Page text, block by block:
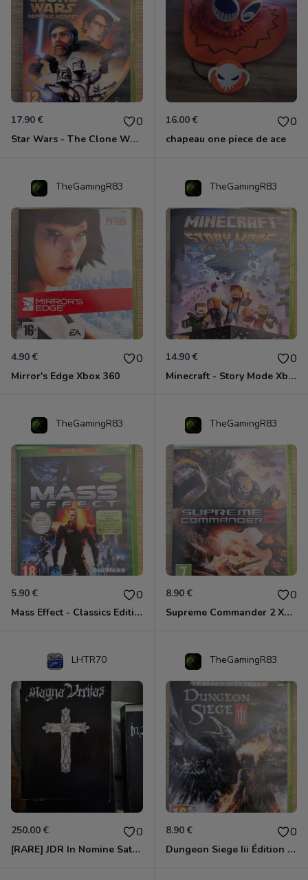
17.90 € 0
Star Wars - The Clone Wars - Les Héros De La République Xbox 360
16.00 € 0
chapeau one piece de ace
TheGamingR83
4.90 € 0
Mirror's Edge Xbox 360
TheGamingR83
14.90 € 0
Minecraft - Story Mode Xbox 360
TheGamingR83
5.90 € 0
Mass Effect - Classics Edition Xbox 360
TheGamingR83
8.90 € 0
Supreme Commander 2 Xbox 360
LHTR70
250.00 € 0
[RARE] JDR In Nomine Satanis / Magna Veritas – 1ère Édition BOÎTE (DOS BLANC, 1989) - CROC / Siroz
TheGamingR83
8.90 € 0
Dungeon Siege Iii Édition Limitée - Vf Intégrale Xbox 360